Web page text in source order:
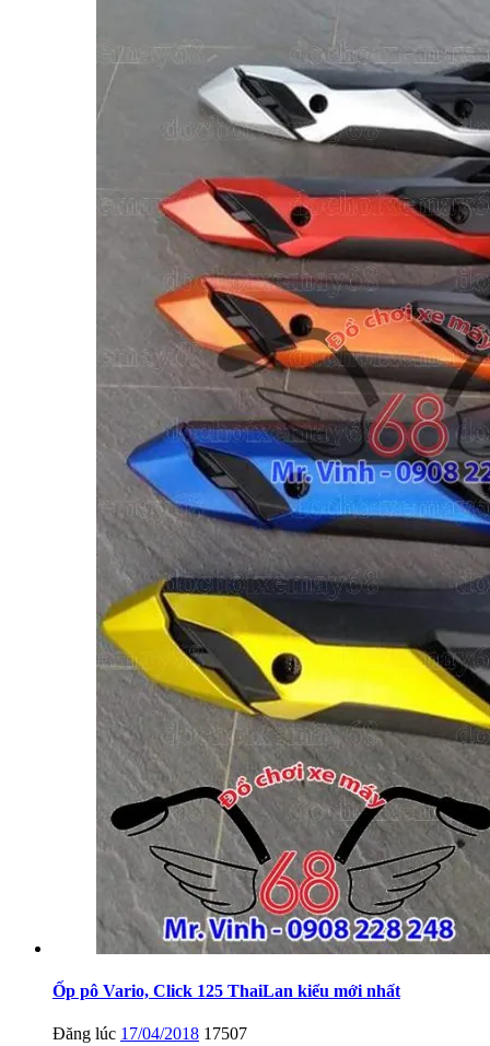
Ốp pô Vario, Click 125 ThaiLan kiểu mới nhất
Đăng lúc 17/04/2018 17507